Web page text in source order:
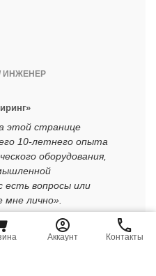
ИНЖЕНЕР
этой странице
10-летнего опыта
оборудования,
есть вопросы или
лично».
профиль эксперта
Аккаунт Контакты